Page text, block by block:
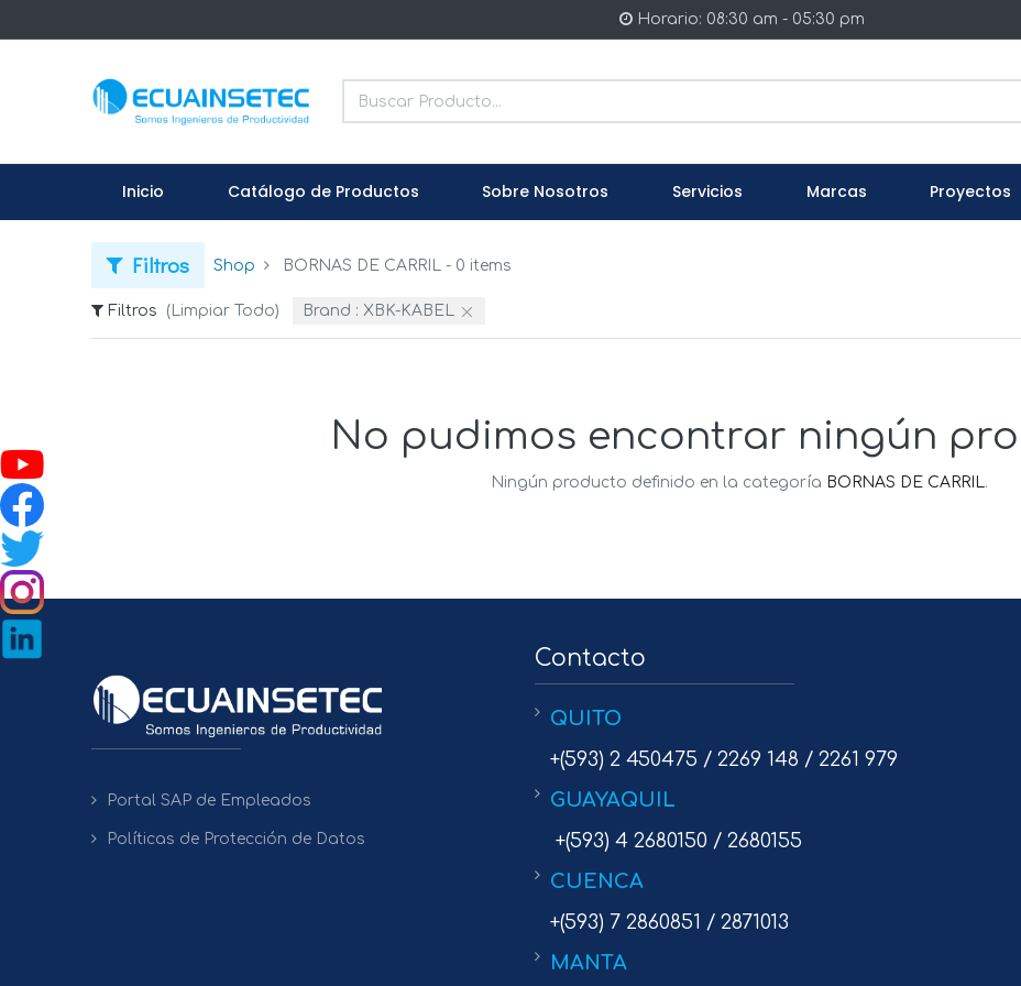
Horario: 08:30 am - 05:30 pm
Inicio Catálogo de Productos Sobre Nosotros Servicios Marcas Proyectos
Filtros Shop BORNAS DE CARRIL - 0 items
Filtros (Limpiar Todo) Brand : XBK-KABEL
No pudimos encontrar ningún
Ningún producto definido en la categoría BORNAS DE CARRIL.
Portal SAP de Empleados
Políticas de Protección de Datos
Contacto
QUITO
+(593) 2 450475 / 2269 148 / 2261 979
GUAYAQUIL
+(593) 4 2680150 / 2680155
CUENCA
+(593) 7 2860851 / 2871013
MANTA